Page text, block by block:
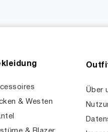
& Westen
Über